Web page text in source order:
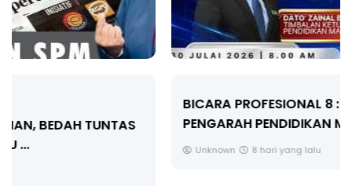
BICARA PROFESIONAL 8 : TIMBALAN KETUA
PENGARAH PENDIDIKAN MALAYSIA